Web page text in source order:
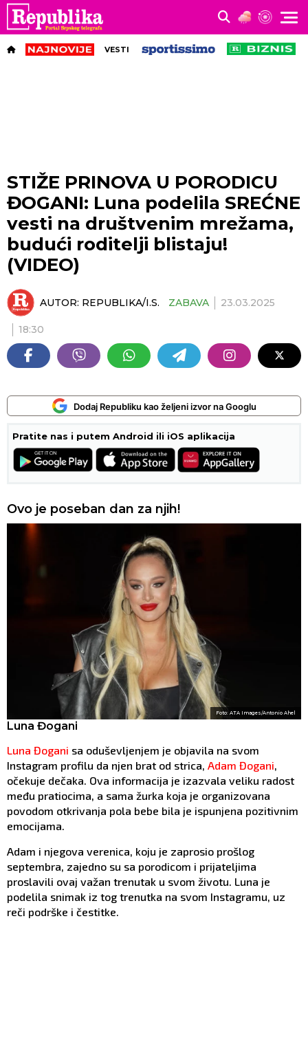
VESTI
STIŽE PRINOVA U PORODICU
ĐOGANI: Luna podelila SREĆNE
vesti na društvenim mrežama,
budući roditelji blistaju!
(VIDEO)
AUTOR: REPUBLIKA/I.S. ZABAVA 23.03.2025
18:30
Dodaj Republiku kao željeni izvor na Googlu
Pratite nas i putem Android ili iOS aplikacija
Ovo je poseban dan za njih!
Foto: ATA Images/Antonio Ahel
Luna Đogani
Luna Đogani sa oduševljenjem je objavila na svom
Instagram profilu da njen brat od strica, Adam Đogani,
očekuje dečaka. Ova informacija je izazvala veliku radost
među pratiocima, a sama žurka koja je organizovana
povodom otkrivanja pola bebe bila je ispunjena pozitivnim
emocijama.
Adam i njegova verenica, koju je zaprosio prošlog
septembra, zajedno su sa porodicom i prijateljima
proslavili ovaj važan trenutak u svom životu. Luna je
podelila snimak iz tog trenutka na svom Instagramu, uz
reči podrške i čestitke.